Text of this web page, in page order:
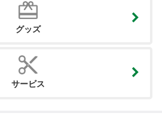
グッズ
サービス